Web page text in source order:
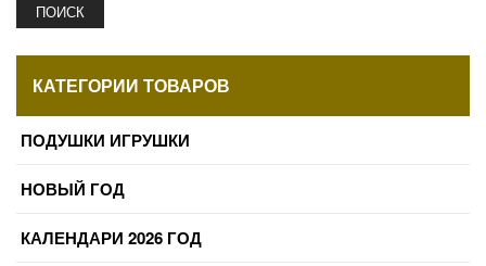
ПОИСК
КАТЕГОРИИ ТОВАРОВ
ПОДУШКИ ИГРУШКИ
НОВЫЙ ГОД
КАЛЕНДАРИ 2026 ГОД